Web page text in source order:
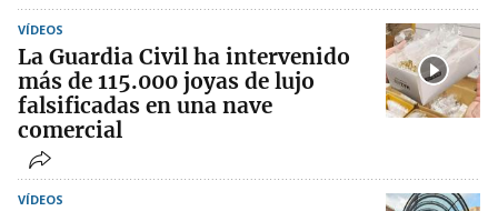
VÍDEOS
La Guardia Civil ha intervenido
más de 115.000 joyas de lujo
falsificadas en una nave
comercial
VÍDEOS